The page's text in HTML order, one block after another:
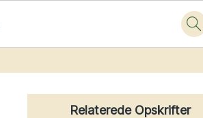
Primary
Sidebar
Relaterede Opskrifter